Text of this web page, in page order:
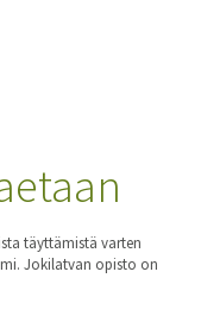
täyttämistä varten
Jokilatvan opisto on